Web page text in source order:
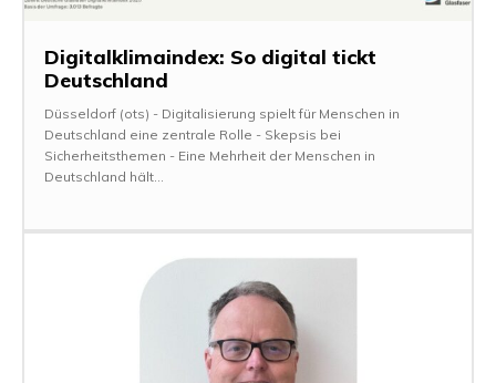
Digitalklimaindex: So digital tickt
Deutschland
Düsseldorf (ots) - Digitalisierung spielt für Menschen in
Deutschland eine zentrale Rolle - Skepsis bei
Sicherheitsthemen - Eine Mehrheit der Menschen in
Deutschland hält...